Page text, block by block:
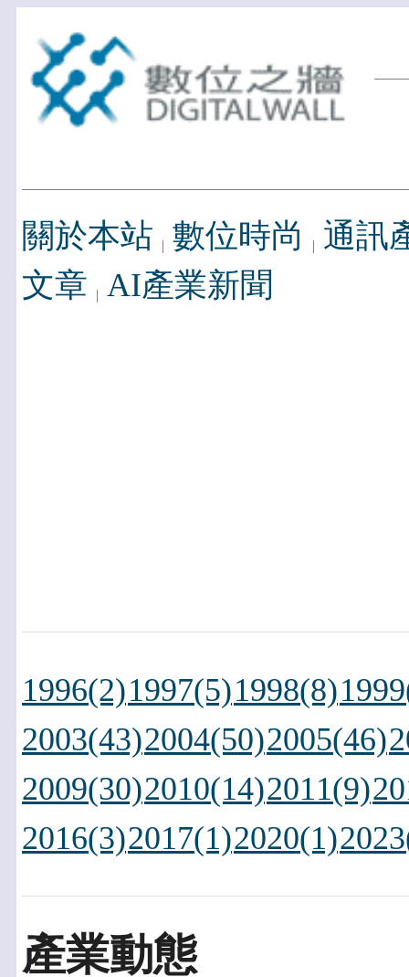
關於本站 數位時尚
通訊
文章 AI產業新聞
1996(2)1997(5)1998(8)
2003(43)2004(50)2005(46)
2009(30)2010(14)2011(9)
2016(3)2017(1)2020(1)
產業動態